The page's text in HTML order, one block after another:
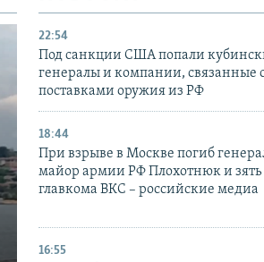
22:54
Под санкции США попали
генералы и компании, связанные
поставками оружия из РФ
18:44
При взрыве в Москве погиб
майор армии РФ Плохотнюк и зять
главкома ВКС – российские медиа
16:55